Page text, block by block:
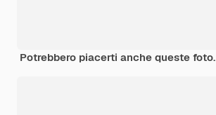
Potrebbero piacerti anche queste foto.